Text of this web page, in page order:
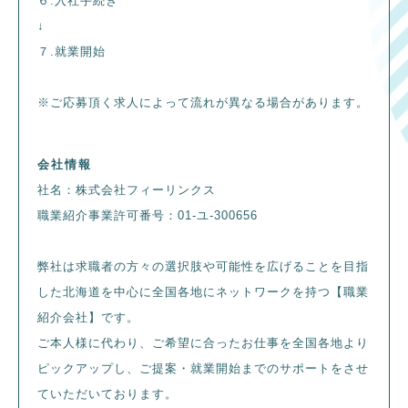
↓
７.就業開始
※ご応募頂く求人によって流れが異なる場合があります。
会社情報
社名：株式会社フィーリンクス
職業紹介事業許可番号：01-ユ-300656
弊社は求職者の方々の選択肢や可能性を広げることを目指
した北海道を中心に全国各地にネットワークを持つ【職業
紹介会社】です。
ご本人様に代わり、ご希望に合ったお仕事を全国各地より
ピックアップし、ご提案・就業開始までのサポートをさせ
ていただいております。